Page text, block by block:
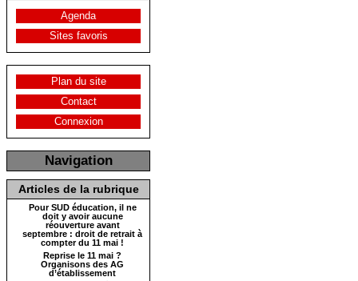
Agenda
Sites favoris
Plan du site
Contact
Connexion
Navigation
Articles de la rubrique
Pour SUD éducation, il ne
doit y avoir aucune
réouverture avant
septembre : droit de retrait à
compter du 11 mai !
Reprise le 11 mai ?
Organisons des AG
d’établissement